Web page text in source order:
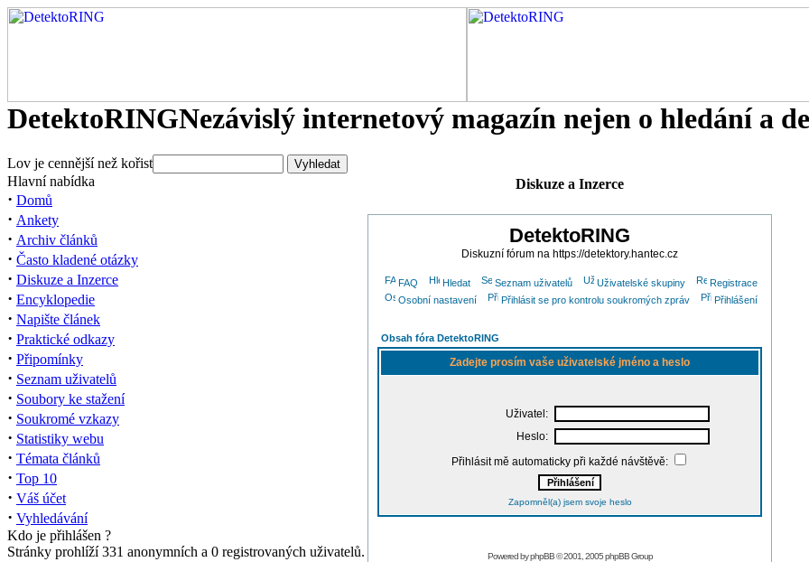
DetektoRINGNezávislý internetový magazín nejen o hledání a
Lov je cennější než kořist
Hlavní nabídka
· Domů
· Ankety
· Archiv článků
· Často kladené otázky
· Diskuze a Inzerce
· Encyklopedie
· Napište článek
· Praktické odkazy
· Připomínky
· Seznam uživatelů
· Soubory ke stažení
· Soukromé vzkazy
· Statistiky webu
· Témata článků
· Top 10
· Váš účet
· Vyhledávání
Kdo je přihlášen ?
Stránky prohlíží 331 anonymních a 0 registrovaných uživatelů.
Diskuze a Inzerce
DetektoRING
Diskuzní fórum na https://detektory.hantec.cz
FAQ Hledat Seznam uživatelů Uživatelské skupiny
Registrace
Osobní nastavení
Přihlásit se pro kontrolu soukromých zpráv Přihlášení
Obsah fóra DetektoRING
Zadejte prosím vaše uživatelské jméno a heslo
Uživatel:
Heslo:
Přihlásit mě automaticky při každé návštěvě:
Zapomněl(a) jsem svoje heslo
Powered byphpBB© 2001, 2005 phpBB Group